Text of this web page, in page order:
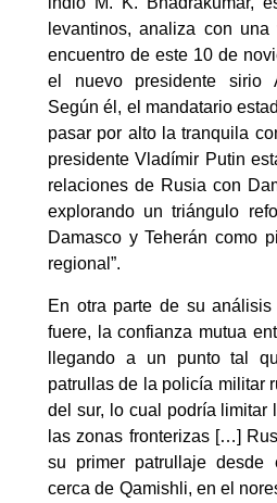
levantinos, analiza con una
encuentro de este 10 de
el nuevo presidente sirio
Según él, el mandatario
pasar por alto la tranquila
presidente Vladímir Putin
relaciones de Rusia con
explorando un triángulo
Damasco y Teherán como
regional”.
En otra parte de su análisis
fuere, la confianza mutua
llegando a un punto tal
patrullas de la policía militar
del sur, lo cual podría limitar
las zonas fronterizas […]
su primer patrullaje desde
cerca de Qamishli, en el